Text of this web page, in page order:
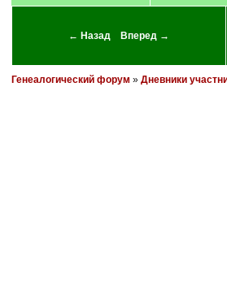
← Назад Вперед →
Генеалогический форум » Дневники